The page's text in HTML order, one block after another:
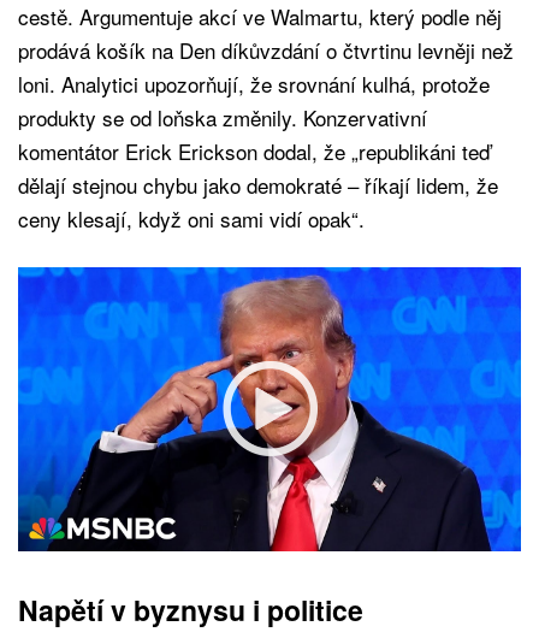
cestě. Argumentuje akcí ve Walmartu, který podle něj
prodává košík na Den díkůvzdání o čtvrtinu levněji než
loni. Analytici upozorňují, že srovnání kulhá, protože
produkty se od loňska změnily. Konzervativní
komentátor Erick Erickson dodal, že „republikáni teď
dělají stejnou chybu jako demokraté – říkají lidem, že
ceny klesají, když oni sami vidí opak“.
Napětí v byznysu i politice